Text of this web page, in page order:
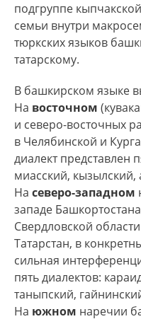
Подавляющее
башкирского (931
в Башкортостане.
языка есть в
Оренбургской,
Курганской,
крае, ХМАО, ЯНАО.
Самоназвание
башкирского
В башкирском
восточноей
южное.
подгруппе
семьи внутри
тюркских языков
татарскому.
В башкирском языке
На восточном
и северо-восточных
в Челябинской и
диалект представлен
миасский, кызылский,
На северо-западном
западе
Свердловской
Татарстан, в
сильная
пять диалектов:
таныпский,
На южном наречии